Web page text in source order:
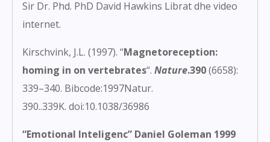
Sir Dr. Phd. PhD David Hawkins Librat dhe video
internet.
Kirschvink, J.L. (1997). “Magnetoreception:
homing in on vertebrates“. Nature.390(6658):
339–340. Bibcode:1997Natur.
390..339K. doi:10.1038/36986
“Emotional Inteligenc” Daniel Goleman 1999